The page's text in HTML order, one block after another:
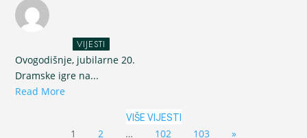
VIJESTI
Ovogodišnje, jubilarne 20.
Dramske igre na...
Read More
VIŠE VIJESTI
1 2 … 102 103 »